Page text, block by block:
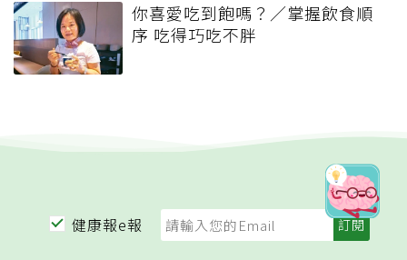
你喜愛吃到飽嗎？／掌握飲食順
序 吃得巧吃不胖
健康報e報